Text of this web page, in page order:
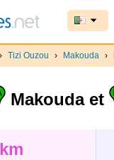
› Tizi Ouzou › Makouda ›
Makouda et